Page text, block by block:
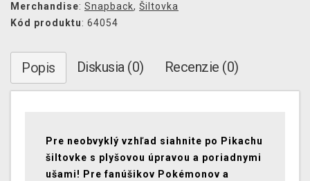
Merchandise: Snapback, Šiltovka
Kód produktu: 64054
Popis Diskusia (0) Recenzie (0)
Pre neobvyklý vzhľad siahnite po Pikachu
šiltovke s plyšovou úpravou a poriadnymi
ušami! Pre fanúšikov Pokémonov a